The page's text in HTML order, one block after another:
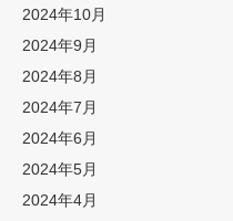
2024年10月
2024年9月
2024年8月
2024年7月
2024年6月
2024年5月
2024年4月